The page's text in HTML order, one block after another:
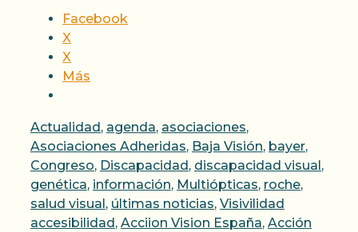
Facebook
X
X
Más
Categorías
Actualidad , agenda, asociaciones,
Asociaciones Adheridas, Baja Visión, bayer,
Congreso, Discapacidad , discapacidad visual ,
genética, información, Multiópticas, roche,
salud visual , últimas noticias, Visivilidad
accesibilidad , Acciion Vision España, Acción